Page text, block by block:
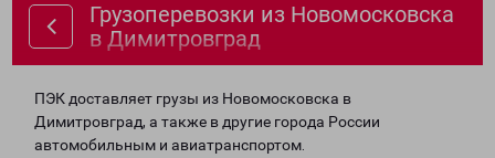
Грузоперевозки из Новомосковска
в Димитровград
ПЭК доставляет грузы из Новомосковска в
Димитровград, а также в другие города России
автомобильным и авиатранспортом.